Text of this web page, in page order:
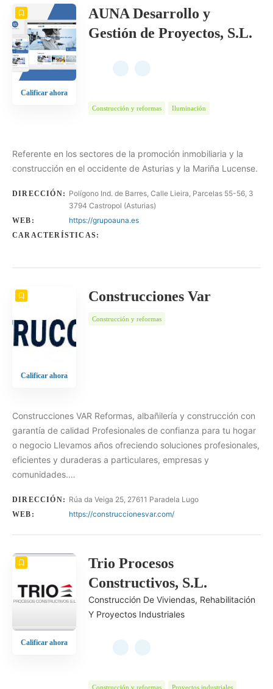
CUENTA
Calificar ahora
AUNA Desarrollo y
Gestión de Proyectos, S.L.
Construcción y reformas Iluminación
Referente en los sectores de la promoción inmobiliaria y la
construcción en el occidente de Asturias y la Mariña Lucense.
DIRECCIÓN: Polígono Ind. de Barres, Calle Lieira, Parcelas 55-56, 3
3794 Castropol (Asturias)
WEB: https://grupoauna.es
CARACTERÍSTICAS:
Calificar ahora
Construcciones Var
Construcción y reformas
Construcciones VAR Reformas, albañilería y construcción con
garantía de calidad Profesionales de confianza para tu hogar
o negocio Llevamos años ofreciendo soluciones profesionales,
eficientes y duraderas a particulares, empresas y
comunidades.…
DIRECCIÓN: Rúa da Veiga 25, 27611 Paradela Lugo
WEB: https://construccionesvar.com/
Calificar ahora
Trio Procesos
Constructivos, S.L.
Construcción De Viviendas, Rehabilitación
Y Proyectos Industriales
Construcción y reformas Proyectos industriales